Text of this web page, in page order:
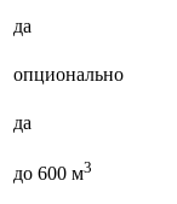
да
опционально
да
до 600 м3